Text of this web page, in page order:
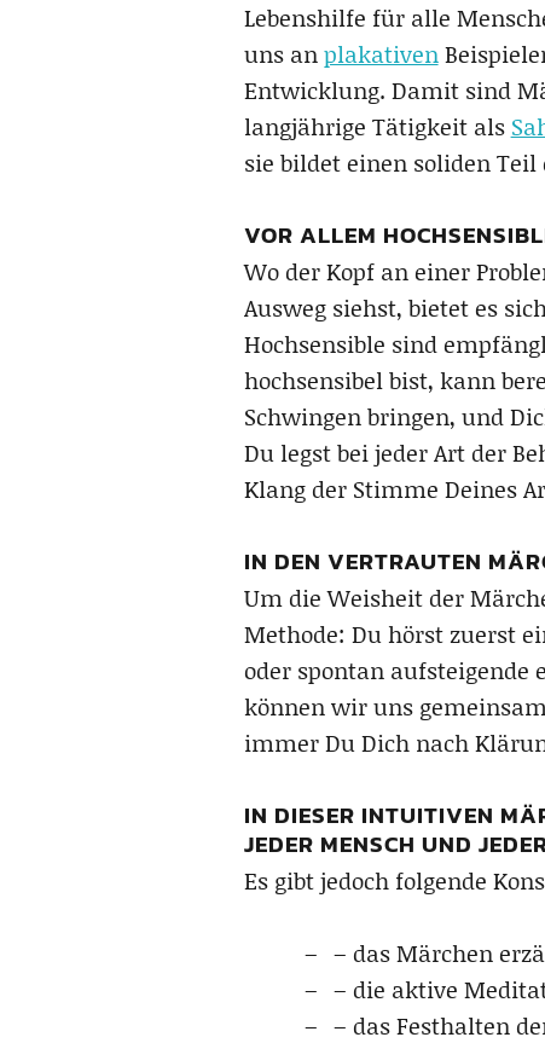
Lebenshilfe für alle
uns anplakativen
Entwicklung. Damit sind
langjährige Tätigkeit als
sie bildet einen soliden Teil
VOR ALLEM
Wo der Kopf an einer
Ausweg siehst, bietet es
Hochsensible sind
hochsensibel bist, kann
Schwingen bringen, und
Du legst bei jeder Art der
Klang der Stimme Deines
IN DEN VERTRAUTEN
Um die Weisheit der
Methode: Du hörst zuerst
oder spontan aufsteigende
können wir uns
immer Du Dich nach
IN DIESER INTUITIVEN
JEDER MENSCH UND
Es gibt jedoch folgende
– das Märchen
– die aktive
– das Festhalten